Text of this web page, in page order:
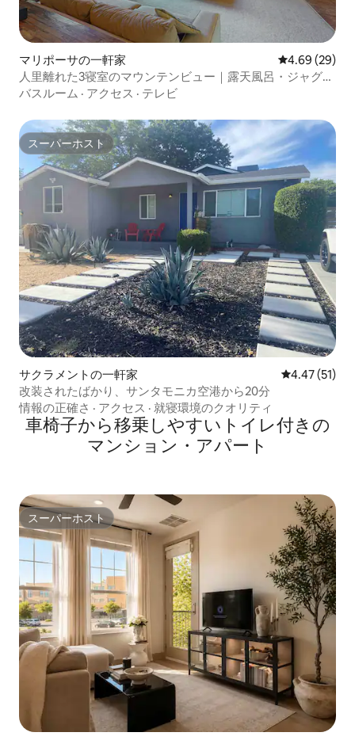
マリポーサの一軒家 レビュー29
4.69 (29)
人里離れた3寝室のマウンテンビュー｜露天風呂・ジャグジ
ー
バスルーム · アクセス · テレビ
スーパーホスト
スーパーホスト
サクラメントの一軒家 レビュー51
4.47 (51)
改装されたばかり、サンタモニカ空港から20分
情報の正確さ · アクセス · 就寝環境のクオリティ
車椅子から移乗しやすいトイレ付きの
マンション・アパート
スーパーホスト
スーパーホスト